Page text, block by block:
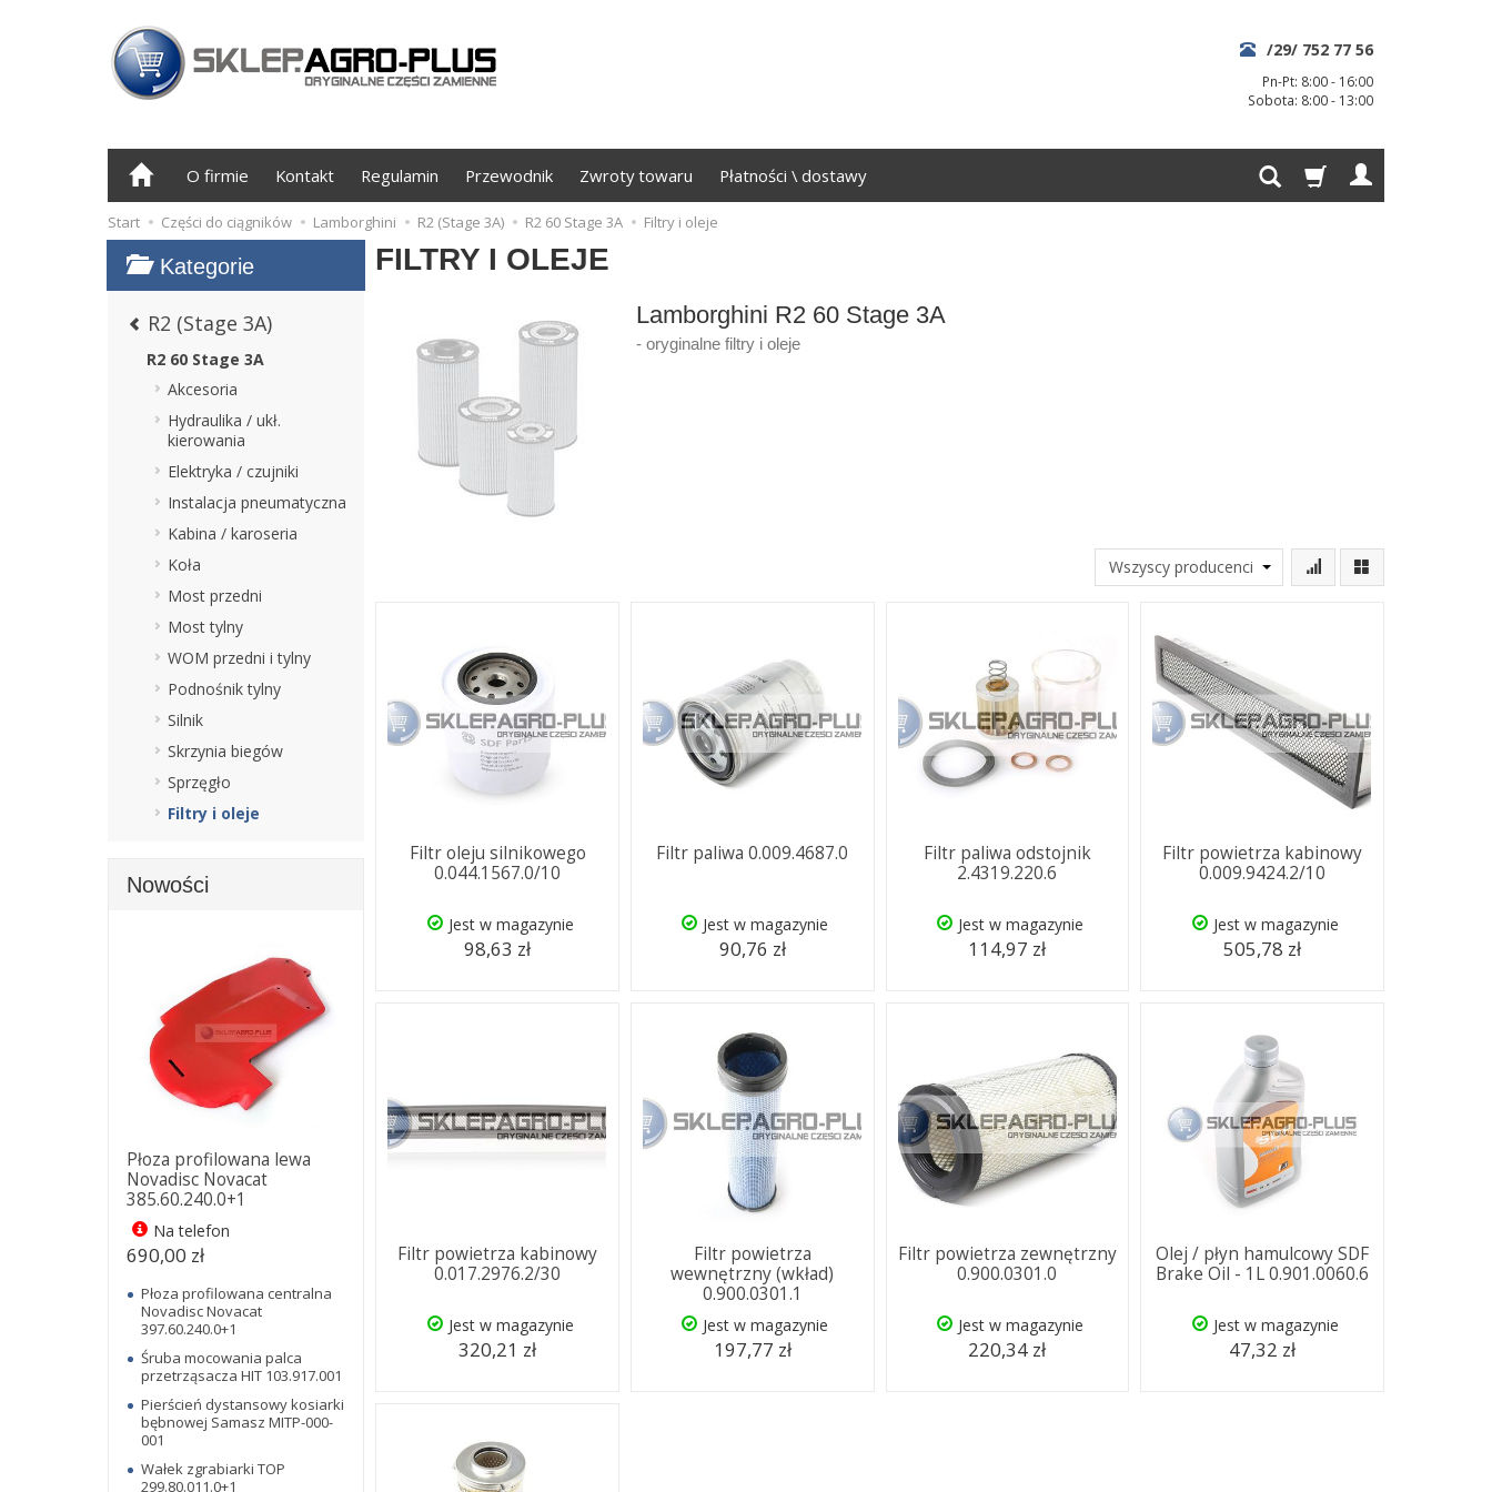
/29/ 752 77 56
Pn-Pt: 8:00 - 16:00
Sobota: 8:00 - 13:00
O firmie Kontakt Regulamin Przewodnik Zwroty towaru Płatności \ dostawy
Start Części do ciągników Lamborghini R2 (Stage 3A) R2 60 Stage 3A Filtry i oleje
FILTRY I OLEJE
Lamborghini R2 60 Stage 3A
- oryginalne filtry i oleje
Filtr oleju silnikowego
0.044.1567.0/10
Jest w magazynie
98,63 zł
Filtr paliwa 0.009.4687.0
Jest w magazynie
90,76 zł
Filtr paliwa odstojnik
2.4319.220.6
Jest w magazynie
114,97 zł
Filtr powietrza kabinowy
0.009.9424.2/10
Jest w magazynie
505,78 zł
Filtr powietrza kabinowy
0.017.2976.2/30
Jest w magazynie
320,21 zł
Filtr powietrza
wewnętrzny (wkład)
0.900.0301.1
Jest w magazynie
197,77 zł
Filtr powietrza zewnętrzny
0.900.0301.0
Jest w magazynie
220,34 zł
Olej / płyn hamulcowy SDF
Brake Oil - 1L 0.901.0060.6
Jest w magazynie
47,32 zł
Kategorie
R2 (Stage 3A)
R2 60 Stage 3A
Akcesoria
Hydraulika / ukł.
kierowania
Elektryka / czujniki
Instalacja pneumatyczna
Kabina / karoseria
Koła
Most przedni
Most tylny
WOM przedni i tylny
Podnośnik tylny
Silnik
Skrzynia biegów
Sprzęgło
Filtry i oleje
Nowości
Płoza profilowana lewa
Novadisc Novacat
385.60.240.0+1
Na telefon
690,00 zł
Płoza profilowana centralna
Novadisc Novacat
397.60.240.0+1
Śruba mocowania palca
przetrząsacza HIT 103.917.001
Pierścień dystansowy kosiarki
bębnowej Samasz MITP-000-
001
Wałek zgrabiarki TOP
299.80.011.0+1